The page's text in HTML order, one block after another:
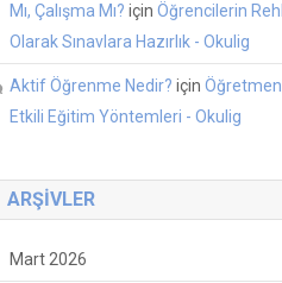
Mı, Çalışma Mı? içinÖğrencilerin
Olarak Sınavlara Hazırlık - Okulig
Aktif Öğrenme Nedir? için
Etkili Eğitim Yöntemleri - Okulig
ARŞIVLER
Mart 2026